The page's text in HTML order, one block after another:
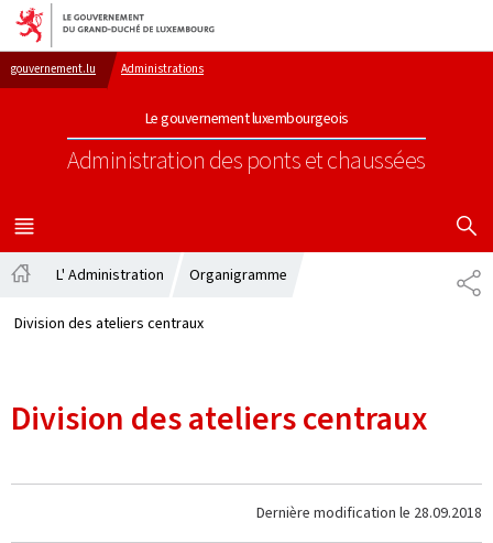
Aller au menu principal
Aller au contenu
gouvernement.lu Administrations
Le gouvernement luxembourgeois
Administration des ponts et chaussées
MENU
PRINCIPAL
L' Administration Organigramme
Division des ateliers centraux
Division des ateliers centraux
Dernière modification le 28.09.2018